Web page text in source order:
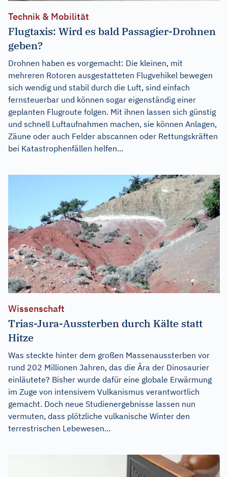
Technik & Mobilität
Flugtaxis: Wird es bald Passagier-Drohnen
geben?
Drohnen haben es vorgemacht: Die kleinen, mit
mehreren Rotoren ausgestatteten Flugvehikel bewegen
sich wendig und stabil durch die Luft, sind einfach
fernsteuerbar und können sogar eigenständig einer
geplanten Flugroute folgen. Mit ihnen lassen sich günstig
und schnell Luftaufnahmen machen, sie können Anlagen,
Zäune oder auch Felder abscannen oder Rettungskräften
bei Katastrophenfällen helfen...
Wissenschaft
Trias-Jura-Aussterben durch Kälte statt
Hitze
Was steckte hinter dem großen Massenaussterben vor
rund 202 Millionen Jahren, das die Ära der Dinosaurier
einläutete? Bisher wurde dafür eine globale Erwärmung
im Zuge von intensivem Vulkanismus verantwortlich
gemacht. Doch neue Studienergebnisse lassen nun
vermuten, dass plötzliche vulkanische Winter den
terrestrischen Lebewesen...